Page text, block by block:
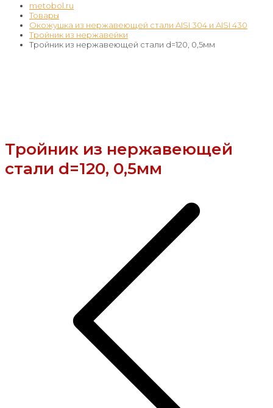
metobol.ru
Товары
Окожушка из нержавеющей стали AISI 304 и AISI 430
Тройник из нержавейки
Тройник из нержавеющей стали d=120, 0,5мм
Тройник из нержавеющей
стали d=120, 0,5мм